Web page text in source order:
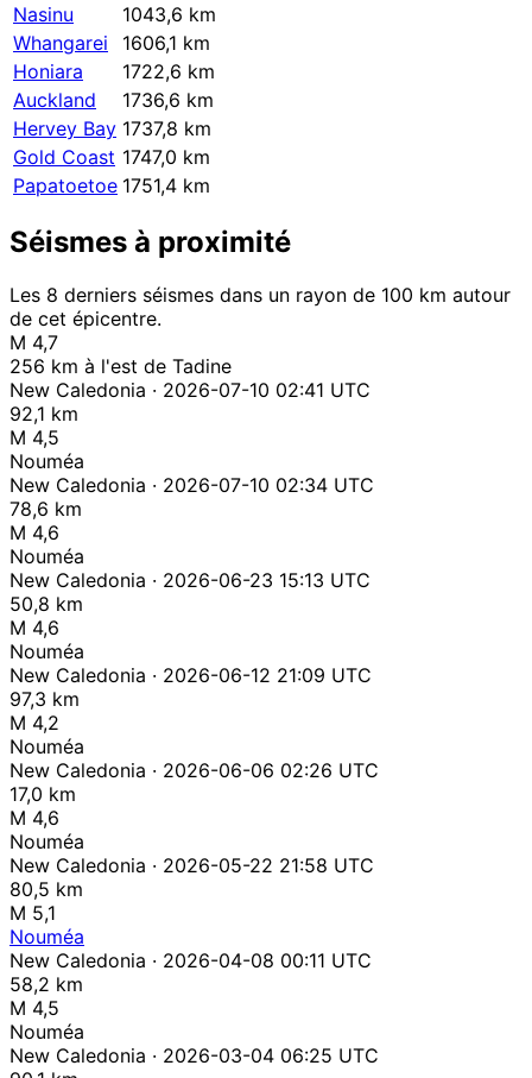
Nasinu
1043,6 km
Whangarei
1606,1 km
Honiara
1722,6 km
Auckland
1736,6 km
Hervey Bay 1737,8 km
Gold Coast 1747,0 km
Papatoetoe 1751,4 km
Séismes à proximité
Les 8 derniers séismes dans un rayon de 100 km autour
de cet épicentre.
M 4,7
256 km à l'est de Tadine
New Caledonia · 2026-07-10 02:41 UTC
92,1 km
M 4,5
Nouméa
New Caledonia · 2026-07-10 02:34 UTC
78,6 km
M 4,6
Nouméa
New Caledonia · 2026-06-23 15:13 UTC
50,8 km
M 4,6
Nouméa
New Caledonia · 2026-06-12 21:09 UTC
97,3 km
M 4,2
Nouméa
New Caledonia · 2026-06-06 02:26 UTC
17,0 km
M 4,6
Nouméa
New Caledonia · 2026-05-22 21:58 UTC
80,5 km
M 5,1
Nouméa
New Caledonia · 2026-04-08 00:11 UTC
58,2 km
M 4,5
Nouméa
New Caledonia · 2026-03-04 06:25 UTC